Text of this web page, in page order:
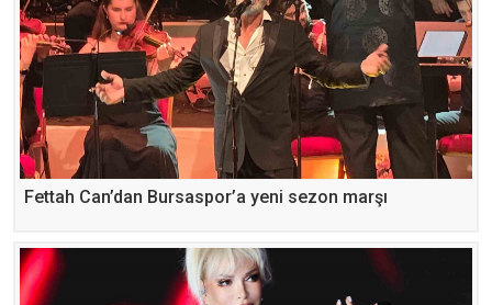
Fettah Can’dan Bursaspor’a yeni sezon marşı